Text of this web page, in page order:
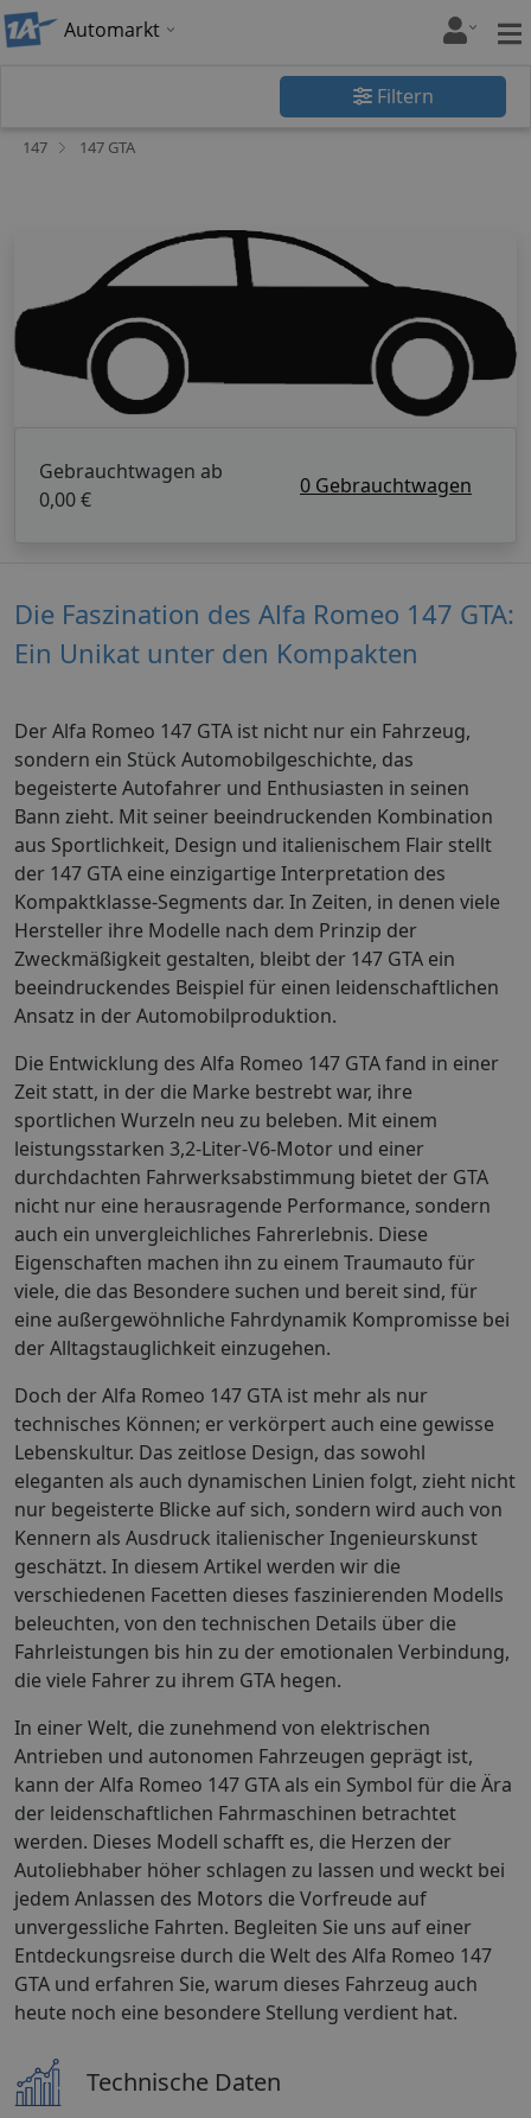
Automarkt
Filtern
147 147 GTA
Gebrauchtwagen ab
0,00 €
0 Gebrauchtwagen
Die Faszination des Alfa Romeo 147 GTA:
Ein Unikat unter den Kompakten
Der Alfa Romeo 147 GTA ist nicht nur ein Fahrzeug,
sondern ein Stück Automobilgeschichte, das
begeisterte Autofahrer und Enthusiasten in seinen
Bann zieht. Mit seiner beeindruckenden Kombination
aus Sportlichkeit, Design und italienischem Flair stellt
der 147 GTA eine einzigartige Interpretation des
Kompaktklasse-Segments dar. In Zeiten, in denen viele
Hersteller ihre Modelle nach dem Prinzip der
Zweckmäßigkeit gestalten, bleibt der 147 GTA ein
beeindruckendes Beispiel für einen leidenschaftlichen
Ansatz in der Automobilproduktion.
Die Entwicklung des Alfa Romeo 147 GTA fand in einer
Zeit statt, in der die Marke bestrebt war, ihre
sportlichen Wurzeln neu zu beleben. Mit einem
leistungsstarken 3,2-Liter-V6-Motor und einer
durchdachten Fahrwerksabstimmung bietet der GTA
nicht nur eine herausragende Performance, sondern
auch ein unvergleichliches Fahrerlebnis. Diese
Eigenschaften machen ihn zu einem Traumauto für
viele, die das Besondere suchen und bereit sind, für
eine außergewöhnliche Fahrdynamik Kompromisse bei
der Alltagstauglichkeit einzugehen.
Doch der Alfa Romeo 147 GTA ist mehr als nur
technisches Können; er verkörpert auch eine gewisse
Lebenskultur. Das zeitlose Design, das sowohl
eleganten als auch dynamischen Linien folgt, zieht nicht
nur begeisterte Blicke auf sich, sondern wird auch von
Kennern als Ausdruck italienischer Ingenieurskunst
geschätzt. In diesem Artikel werden wir die
verschiedenen Facetten dieses faszinierenden Modells
beleuchten, von den technischen Details über die
Fahrleistungen bis hin zu der emotionalen Verbindung,
die viele Fahrer zu ihrem GTA hegen.
In einer Welt, die zunehmend von elektrischen
Antrieben und autonomen Fahrzeugen geprägt ist,
kann der Alfa Romeo 147 GTA als ein Symbol für die Ära
der leidenschaftlichen Fahrmaschinen betrachtet
werden. Dieses Modell schafft es, die Herzen der
Autoliebhaber höher schlagen zu lassen und weckt bei
jedem Anlassen des Motors die Vorfreude auf
unvergessliche Fahrten. Begleiten Sie uns auf einer
Entdeckungsreise durch die Welt des Alfa Romeo 147
GTA und erfahren Sie, warum dieses Fahrzeug auch
heute noch eine besondere Stellung verdient hat.
Technische Daten